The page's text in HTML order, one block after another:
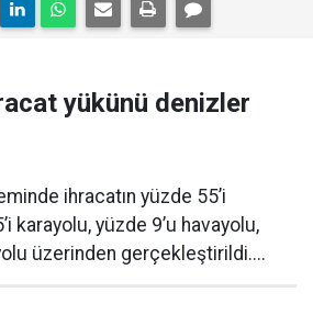
yükünü denizler
ihracatın yüzde 55’i
karayolu, yüzde 9’u havayolu,
üzerinden gerçekleştirildi....